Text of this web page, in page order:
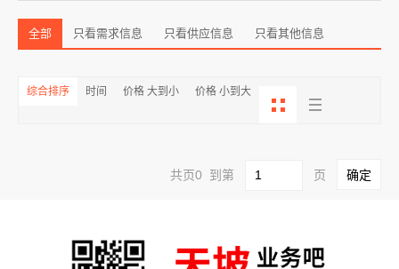
全部 只看需求信息 只看供应信息 只看其他信息
综合排序 时间 价格 大到小 价格 小到大
共页0 到第 页